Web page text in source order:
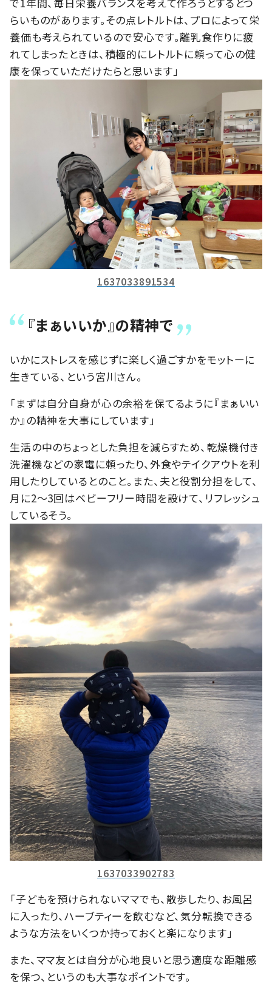
らいものがあります。その点レトルトは、プロによって栄
養価も考えられているので安心です。離乳食作りに疲
れてしまったときは、積極的にレトルトに頼って心の健
康を保っていただけたらと思います」
1637033891534
『まぁいいか』の精神で
いかにストレスを感じずに楽しく過ごすかをモットーに
生きている、という宮川さん。
「まずは自分自身が心の余裕を保てるように『まぁいい
か』の精神を大事にしています」
生活の中のちょっとした負担を減らすため、乾燥機付き
洗濯機などの家電に頼ったり、外食やテイクアウトを利
用したりしているとのこと。また、夫と役割分担をして、
月に2～3回はベビーフリー時間を設けて、リフレッシュ
しているそう。
1637033902783
「子どもを預けられないママでも、散歩したり、お風呂
に入ったり、ハーブティーを飲むなど、気分転換できる
ような方法をいくつか持っておくと楽になります」
また、ママ友とは自分が心地良いと思う適度な距離感
を保つ、というのも大事なポイントです。